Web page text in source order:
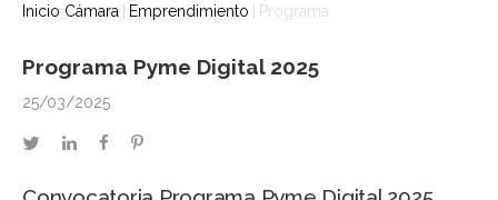
Inicio Cámara Emprendimiento Programa
Programa Pyme Digital 2025
25/03/2025
twitterlinkedinfacebookpinterest